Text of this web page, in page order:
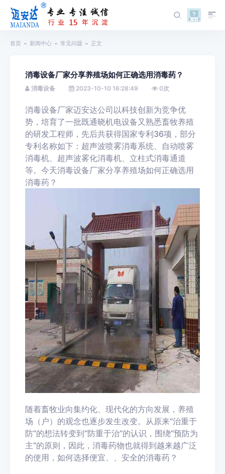
首页 新闻中心 常见问题 正文
消毒设备厂家分享养殖场如何正确选用消毒药？
消毒设备 2023-10-10 16:28:49 0次
消毒设备厂家迈安达公司以科技创新为竞争优
势，培育了一批既通晓机电设备又熟悉畜牧养殖
的研发工程师，先后共获得国家专利36项，部分
专利名称如下：超声波喷雾消毒系统、自动喷雾
消毒机、超声波雾化消毒机、立柱式消毒通道
等。今天消毒设备厂家分享养殖场如何正确选用
消毒药？
随着畜牧业向集约化、现代化的方向发展，养殖
场（户）的观念也逐步发生改变。从原来“治重于
防”的想法转变到“防重于治”的认识，围绕“预防为
主”的原则，因此，消毒药物也就得到越来越广泛
的使用，如何选择便宜、、安全的消毒药？